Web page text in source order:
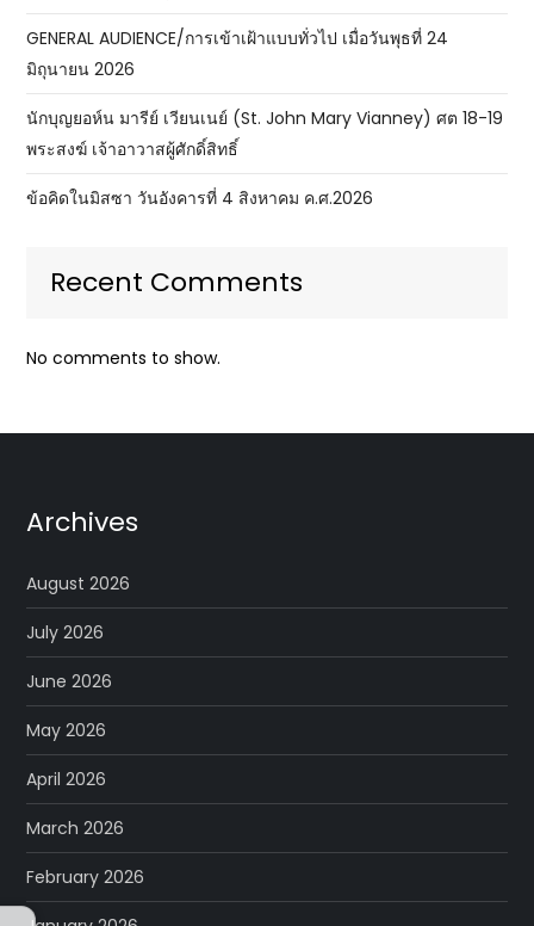
GENERAL AUDIENCE/การเข้าเฝ้าแบบทั่วไป เมื่อวันพุธที่ 24
มิถุนายน 2026
นักบุญยอห์น มารีย์ เวียนเนย์ (St. John Mary Vianney) ศต 18-19
พระสงฆ์ เจ้าอาวาสผู้ศักดิ์สิทธิ์
ข้อคิดในมิสซา วันอังคารที่ 4 สิงหาคม ค.ศ.2026
Recent Comments
No comments to show.
Archives
August 2026
July 2026
June 2026
May 2026
April 2026
March 2026
February 2026